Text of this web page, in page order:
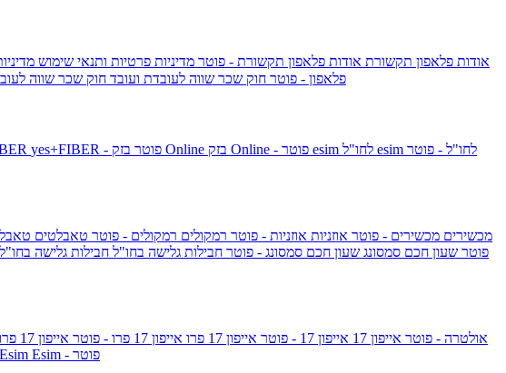
אודות פלאפון תקשורת אודות פלאפון תקשורת - פוטר מדיניות פרטיות ותנאי שימוש
פלאפון - פוטר חוק שכר שווה לעובדת ועובד חוק שכר שווה
yes+FIBER - פוטר בזק Online
esim לחו"ל - פוטר
מכשירים מכשירים - פוטר אוזניות אוזניות - פוטר רמקולים רמקולים - פוטר טאבלטים
שעון Apple Watch Series 10 - פוטר שעון חכם סמסונג שעון חכם סמסונג - פוטר חבילות גלישה בחו"ל חבילות גלישה
גלקסי S26 אולטרה - פוטר אייפון 17 אייפון 17 - פוטר אייפון 17 פרו אייפון 17 פרו - פוטר אייפון 17 פרו מקס
Esim Esim - פוטר